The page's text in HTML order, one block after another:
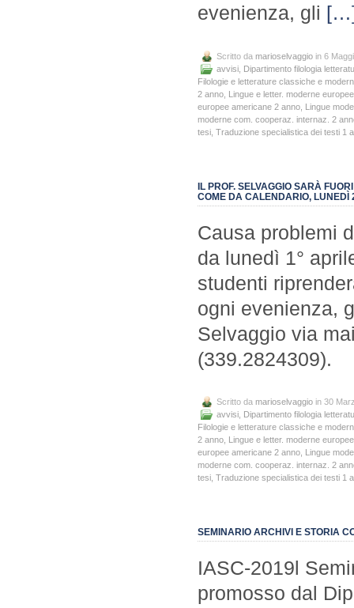
evenienza, gli
Scritto da marioselvaggio in 6
avvisi Dipartimento filologia
Filologie e letterature classiche e
2 anno Lingue e letter. moderne
europee americane 2 anno Lingue
moderne com. cooperaz. internaz. 2
tesi Traduzione specialistica dei testi 1
IL PROF. SELVAGGIO SARÀ
COME DA CALENDARIO, LUNEDÌ
Causa problemi
da lunedì 1°
studenti
ogni evenienza,
Selvaggio via
(339.2824309).
Scritto da marioselvaggio in 30
avvisi, Dipartimento filologia
Filologie e letterature classiche e
2 anno, Lingue e letter. moderne
europee americane 2 anno, Lingue
moderne com. cooperaz. internaz. 2
tesi, Traduzione specialistica dei testi 1
SEMINARIO ARCHIVI E STORIA
IASC-2019l
promosso dal